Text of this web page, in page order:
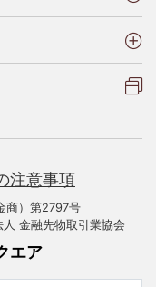
注意事項
商）第2797号
金融先物取引業協会
エア